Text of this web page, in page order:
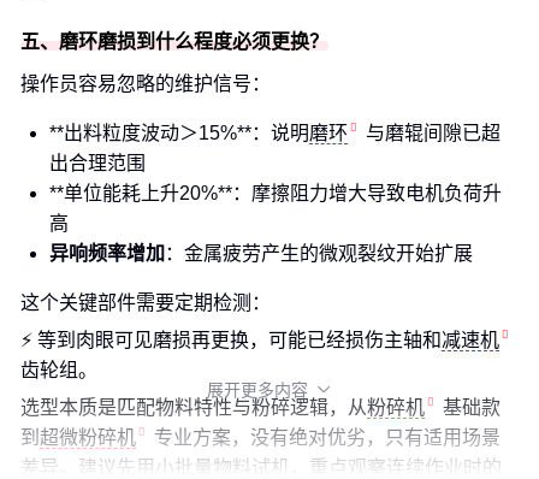
五、磨环磨损到什么程度必须更换？
操作员容易忽略的维护信号：
**出料粒度波动＞15%**：说明磨环
与磨辊间隙已超
出合理范围
**单位能耗上升20%**：摩擦阻力增大导致电机负荷升
高
异响频率增加 ：金属疲劳产生的微观裂纹开始扩展
这个关键部件需要定期检测：
⚡ 等到肉眼可见磨损再更换，可能已经损伤主轴和减速机
齿轮组。
选型本质是匹配物料特性与粉碎逻辑，从粉碎机
基础款
到 超微粉碎机
专业方案，没有绝对优劣，只有适用场景
差异。建议先用小批量物料试机，重点观察连续作业时的
展开更多内容 